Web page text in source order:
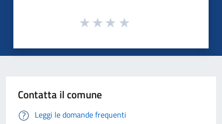
Contatta il comune
Leggi le domande frequenti